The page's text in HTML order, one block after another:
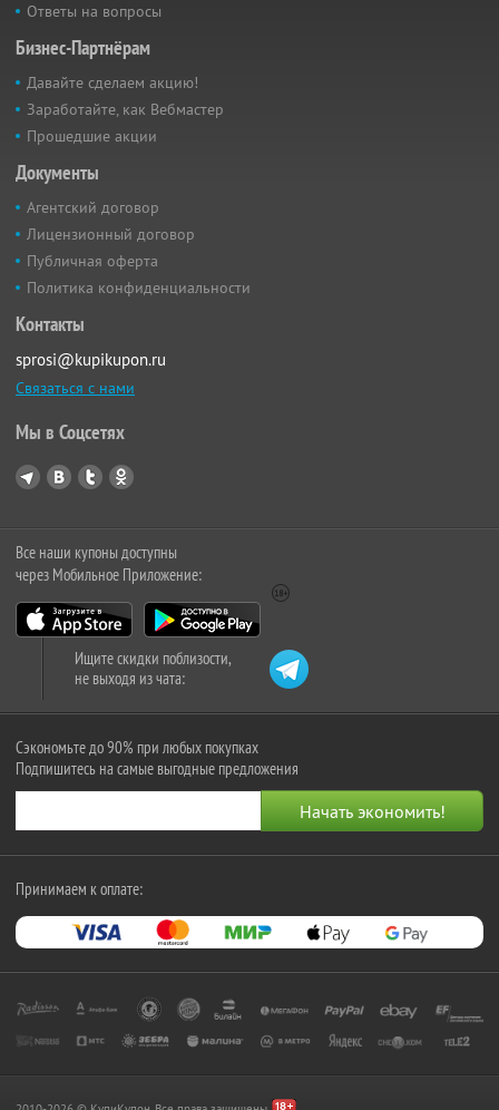
Ответы на вопросы
Бизнес-Партнёрам
Давайте сделаем акцию!
Заработайте, как Вебмастер
Прошедшие акции
Документы
Агентский договор
Лицензионный договор
Публичная оферта
Политика конфиденциальности
Контакты
sprosi@kupikupon.ru
Связаться с нами
Мы в Соцсетях
Все наши купоны доступны
через Мобильное Приложение:
Ищите скидки поблизости,
не выходя из чата:
Сэкономьте до 90% при любых покупках
Подпишитесь на самые выгодные предложения
Принимаем к оплате: